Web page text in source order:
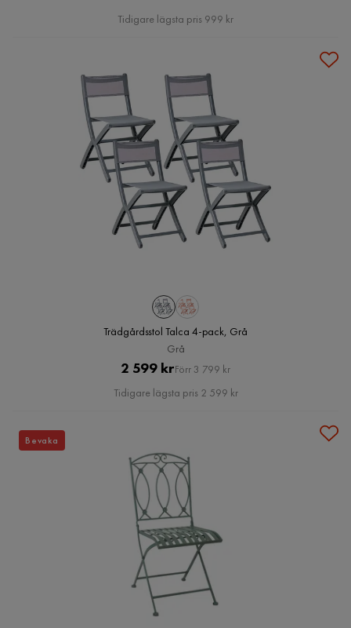
Pris
Tidigare lägsta pris 999 kr
Trädgårdsstol Talca 4-pack, Grå
Grå
Pris
2 599 krOriginal
Pris
Förr 3 799 kr
Tidigare lägsta pris 2 599 kr
Bevaka